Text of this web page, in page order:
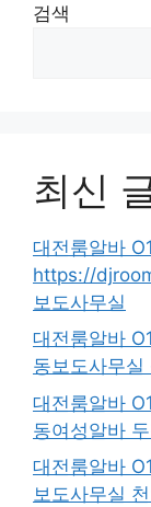
검색
최신
대전룸알바
https://
보도사무실
대전룸알바
동보도사무
대전룸알바
동여성알바
대전룸알바
보도사무실